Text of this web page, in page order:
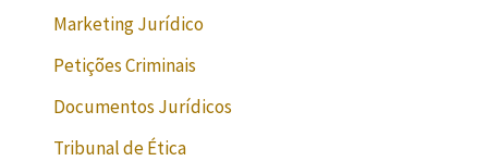
Marketing Jurídico
Petições Criminais
Documentos Jurídicos
Tribunal de Ética